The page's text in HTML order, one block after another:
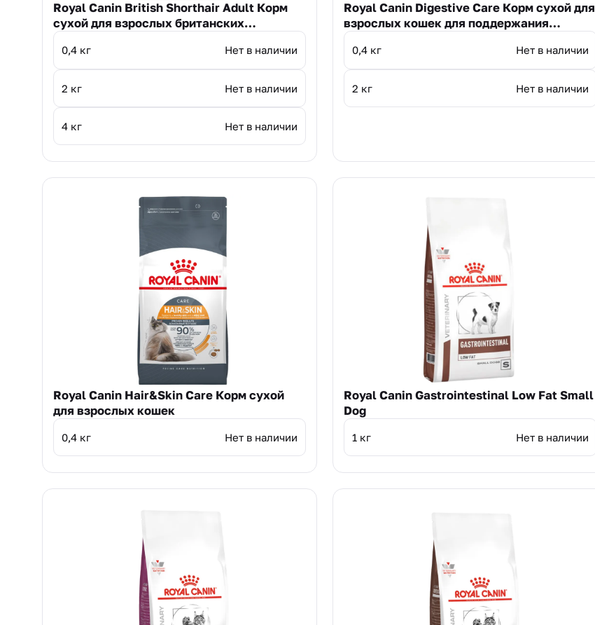
Royal Canin British Shorthair Adult Корм
сухой для взрослых британских
короткошерстных кошек
0,4 кг Нет в наличии
2 кг Нет в наличии
4 кг Нет в наличии
Royal Canin Digestive Care Корм сухой для
взрослых кошек для поддержания
здоровья пищеварительной системы
0,4 кг Нет в наличии
2 кг Нет в наличии
Royal Canin Hair&Skin Care Корм сухой
для взрослых кошек
0,4 кг Нет в наличии
Royal Canin Gastrointestinal Low Fat Small
Dog
1 кг Нет в наличии